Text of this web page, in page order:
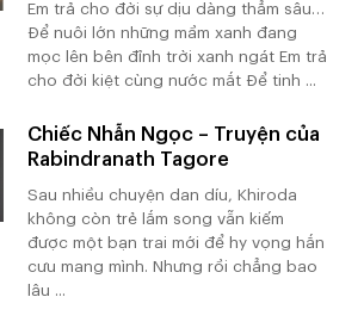
Em trả cho đời sự dịu dàng thẳm sâu…
Để nuôi lớn những mầm xanh đang
mọc lên bên đỉnh trời xanh ngát Em trả
cho đời kiệt cùng nước mắt Để tinh ...
Chiếc Nhẫn Ngọc – Truyện của
Rabindranath Tagore
Sau nhiều chuyện dan díu, Khiroda
không còn trẻ lắm song vẫn kiếm
được một bạn trai mới để hy vọng hắn
cưu mang mình. Nhưng rồi chẳng bao
lâu ...